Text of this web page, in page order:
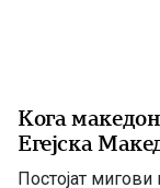
Кога
Егејска
Постојат